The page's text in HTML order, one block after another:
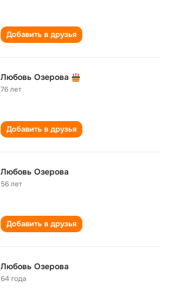
Добавить в друзья
Любовь Озерова
76 лет
Добавить в друзья
Любовь Озерова
56 лет
Добавить в друзья
Любовь Озерова
64 года